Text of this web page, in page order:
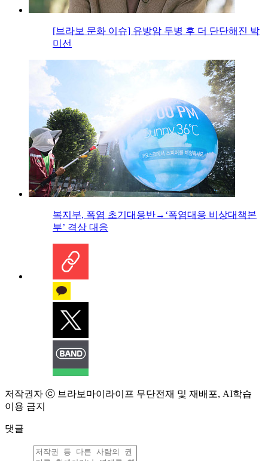
[브라보 문화 이슈] 유방암 투병 후 더 단단해진 박
미선
복지부, 폭염 초기대응반→‘폭염대응 비상대책본
부’ 격상 대응
저작권자 ⓒ 브라보마이라이프 무단전재 및 재배포, AI학습
이용 금지
댓글